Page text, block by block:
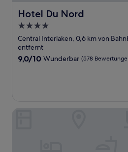
Hotel Du Nord
Hotel Du Nord
4.0-
Sterne-
Unterkunft
Central Interlaken, 0,6 km von
entfernt
9.0
9,0/10 Wunderbar (578